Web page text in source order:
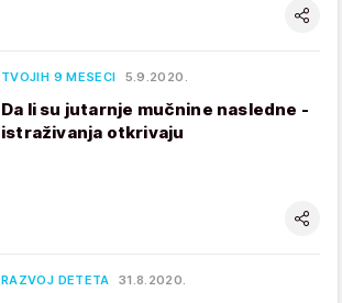
TVOJIH 9 MESECI 5.9.2020.
Da li su jutarnje mučnine nasledne -
istraživanja otkrivaju
RAZVOJ DETETA 31.8.2020.